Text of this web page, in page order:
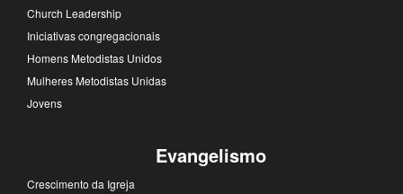
Church Leadership
Iniciativas congregacionais
Homens Metodistas Unidos
Mulheres Metodistas Unidas
Jovens
Evangelismo
Crescimento da Igreja